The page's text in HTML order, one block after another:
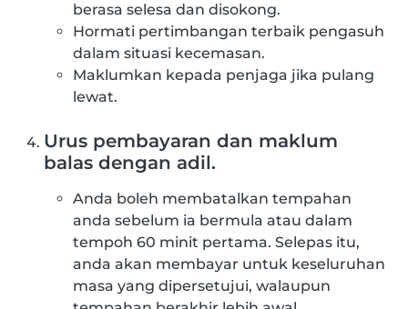
berasa selesa dan disokong.
Hormati pertimbangan terbaik pengasuh
dalam situasi kecemasan.
Maklumkan kepada penjaga jika pulang
lewat.
Urus pembayaran dan maklum
balas dengan adil.
Anda boleh membatalkan tempahan
anda sebelum ia bermula atau dalam
tempoh 60 minit pertama. Selepas itu,
anda akan membayar untuk keseluruhan
masa yang dipersetujui, walaupun